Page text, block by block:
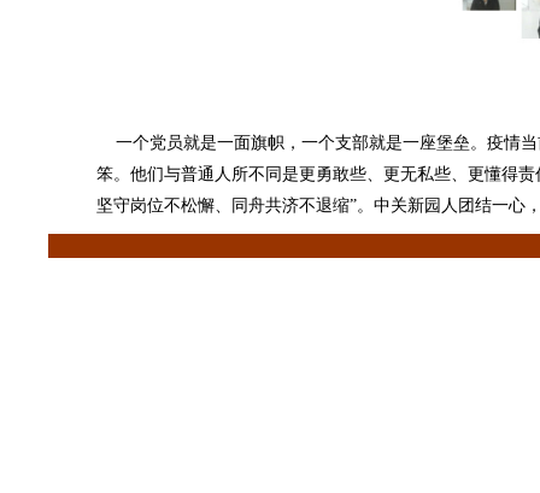
一个党员就是一面旗帜，一个支部就是一座堡垒。疫
笨。他们与普通人所不同是更勇敢些、更无私些、更懂得
坚守岗位不松懈、同舟共济不退缩”。中关新园人团结一